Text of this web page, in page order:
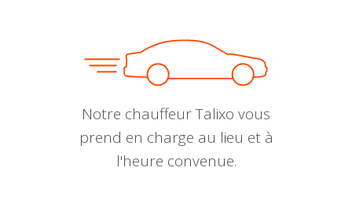
Notre chauffeur Talixo vous
prend en charge au lieu et à
l'heure convenue.